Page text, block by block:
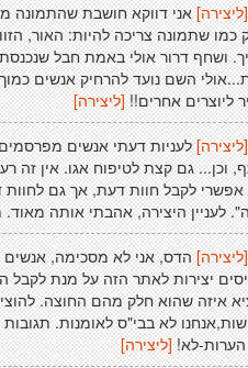
[ליצירה]אני דווקא חושבת שהתמונה
כמו שתמונה צריכה להיות: האור,
ושחף דרור אולי באמת חבל
השם נועד להרחיק אנשים
ליוצרים אחרים!! [ליצירה]
[ליצירה]לעניות דעתי אנשים
וכן... גם קצת לטיפוח אגו. אין זה
לקבל חוות דעת, אך גם לחוות
לעניין היצירה, אהבתי אותה
[ליצירה]הדס, אני לא מסכימה, אנשים
יצירות לאתר הזה על מנת לקבל
איזה שהוא חלק מהם החוצה.
לא בבי"ס לאומנות.
לא! [ליצירה]